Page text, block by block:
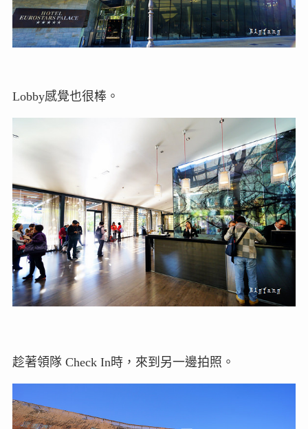
Lobby感覺也很棒。
趁著領隊 Check In時，來到另一邊拍照。